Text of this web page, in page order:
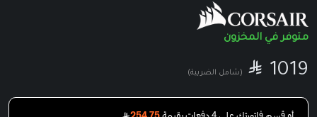
متوفر في المخزون
(شامل الضريبة)  SAR
1019